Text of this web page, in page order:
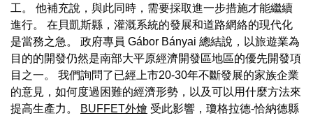
工。 他補充說，與此同時，需要採取進一步措施才能繼續
進行。 在貝凱斯縣，灌溉系統的發展和道路網絡的現代化
是當務之急。 政府專員 Gábor Bányai 總結說，以旅遊業為
目的的開發仍然是南部大平原經濟開發區地區的優先開發項
目之一。 我們詢問了已經上市20-30年不斷發展的家族企業
的意見，如何度過困難的經濟形勢，以及可以用什麼方法來
提高生產力。
BUFFET外燴 受此影響，瓊格拉德-恰納德縣